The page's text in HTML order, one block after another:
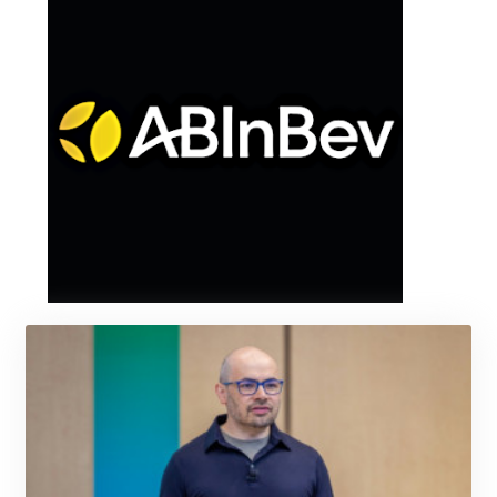
LAK 26025.676609
LBP
103223.017367
LYD 7.331909
MAD 10.743067
MDL 20.044751
MGA 4918.938878
MKD 61.524236
MMK 2427.596601
MNT 4159.0218
MOP 9.314584